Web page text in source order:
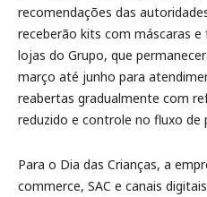
recomendações das
receberão kits com máscaras e
lojas do Grupo, que
março até junho para
reabertas gradualmente com
reduzido e controle no fluxo de
Para o Dia das Crianças, a
commerce, SAC e canais